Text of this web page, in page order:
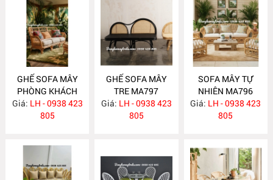
GHẾ SOFA MÂY
PHÒNG KHÁCH
MA798
Giá: LH - 0938 423
805
GHẾ SOFA MÂY
TRE MA797
Giá: LH - 0938 423
805
SOFA MÂY TỰ
NHIÊN MA796
Giá: LH - 0938 423
805